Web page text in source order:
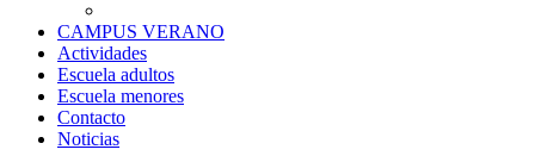
CAMPUS VERANO
Actividades
Escuela adultos
Escuela menores
Contacto
Noticias